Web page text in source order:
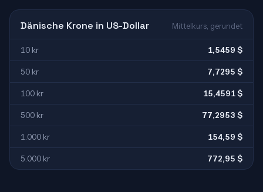
Dänische Krone in US-Dollar Mittelkurs, gerundet
10 kr 1,5459 $
50 kr 7,7295 $
100 kr 15,4591 $
500 kr 77,2953 $
1.000 kr 154,59 $
5.000 kr 772,95 $